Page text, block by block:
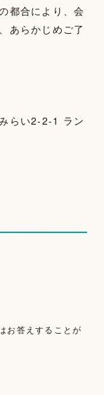
都合により、会
あらかじめご了
らい2-2-1 ラン
お答えすることが